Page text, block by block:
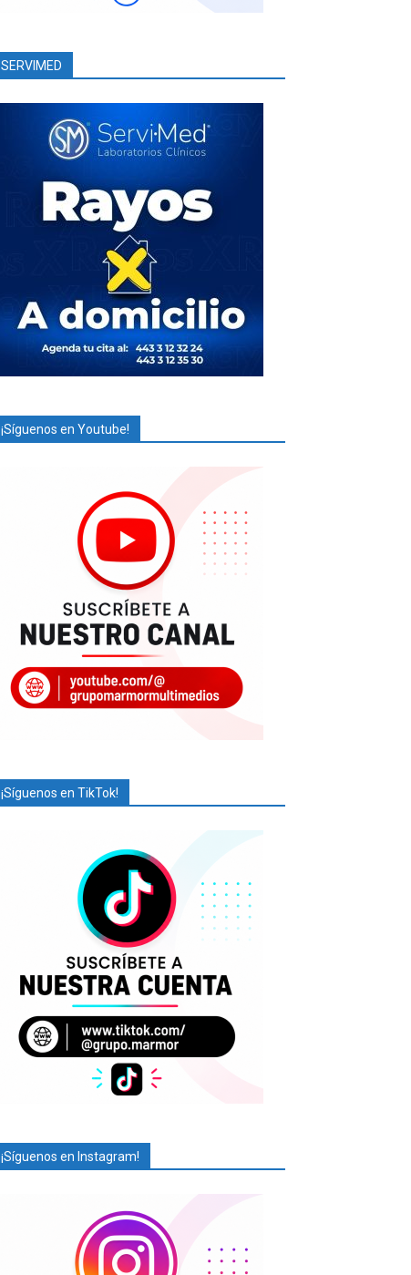
SERVIMED
¡Síguenos en Youtube!
¡Síguenos en TikTok!
¡Síguenos en Instagram!